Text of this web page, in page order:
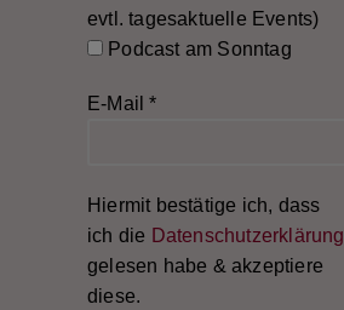
evtl. tagesaktuelle Events)
Podcast am Sonntag
E-Mail*
Hiermit bestätige ich, dass
ich die Datenschutzerklärung
gelesen habe & akzeptiere
diese.